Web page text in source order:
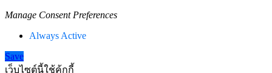
Manage Consent Preferences
Always Active
Save
เว็บไซต์นี้ใช้คุ้กกี้